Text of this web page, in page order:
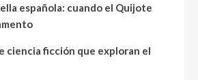
española: cuando el Quijote
ciencia ficción que exploran el